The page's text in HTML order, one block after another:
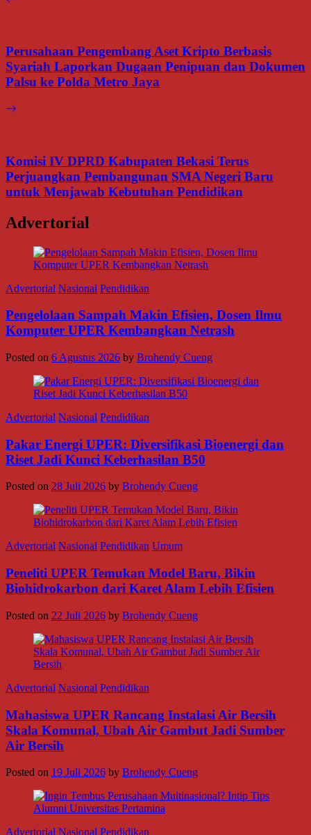
Perusahaan Pengembang Aset Kripto Berbasis
Syariah Laporkan Dugaan Penipuan dan Dokumen
Palsu ke Polda Metro Jaya
Komisi IV DPRD Kabupaten Bekasi Terus
Perjuangkan Pembangunan SMA Negeri Baru
untuk Menjawab Kebutuhan Pendidikan
Advertorial
Advertorial Nasional Pendidikan
Pengelolaan Sampah Makin Efisien, Dosen Ilmu
Komputer UPER Kembangkan Netrash
Posted on 6 Agustus 2026 by Brohendy Cueng
Advertorial Nasional Pendidikan
Pakar Energi UPER: Diversifikasi Bioenergi dan
Riset Jadi Kunci Keberhasilan B50
Posted on 28 Juli 2026 by Brohendy Cueng
Advertorial Nasional Pendidikan Umum
Peneliti UPER Temukan Model Baru, Bikin
Biohidrokarbon dari Karet Alam Lebih Efisien
Posted on 22 Juli 2026 by Brohendy Cueng
Advertorial Nasional Pendidikan
Mahasiswa UPER Rancang Instalasi Air Bersih
Skala Komunal, Ubah Air Gambut Jadi Sumber
Air Bersih
Posted on 19 Juli 2026 by Brohendy Cueng
Advertorial Nasional Pendidikan